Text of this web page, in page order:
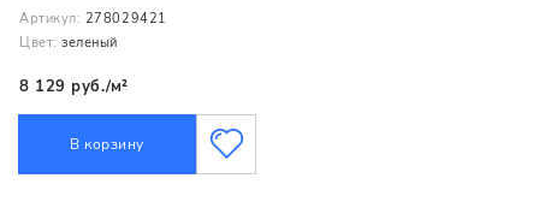
Артикул: 278029421
Цвет: зеленый
8 129 руб./м²
В корзину